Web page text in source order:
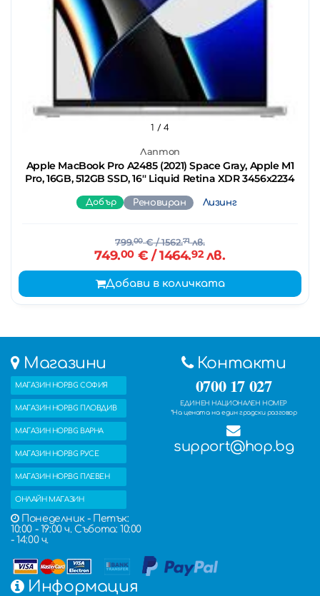
Лаптоп
Apple MacBook Pro A2485 (2021) Space Gray, Apple M1
Pro, 16GB, 512GB SSD, 16'' Liquid Retina XDR 3456x2234
1 / 4
Добър Реновиран Лизинг
799.00€/ 1562.71лв.
749.00€ / 1464.92лв.
Добави в количката
Магазини
МАГАЗИН HOP.BG СОФИЯ
МАГАЗИН HOP.BG ПЛОВДИВ
МАГАЗИН HOP.BG ВАРНА
МАГАЗИН HOP.BG РУСЕ
МАГАЗИН HOP.BG ПЛЕВЕН
ОНЛАЙН МАГАЗИН
Понеделник - Петък:
10:00 - 19:00 ч. Събота: 10:00
- 14:00 ч.
Контакти
0700 17 027
ЕДИНЕН НАЦИОНАЛЕН НОМЕР
*На цената на един градски разговор
support@hop.bg
Информация